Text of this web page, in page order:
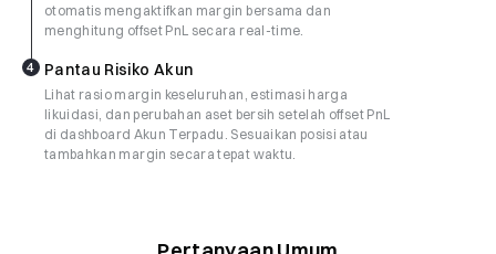
otomatis mengaktifkan margin bersama dan
menghitung offset PnL secara real-time.
4 Pantau Risiko Akun
Lihat rasio margin keseluruhan, estimasi harga
likuidasi, dan perubahan aset bersih setelah offset PnL
di dashboard Akun Terpadu. Sesuaikan posisi atau
tambahkan margin secara tepat waktu.